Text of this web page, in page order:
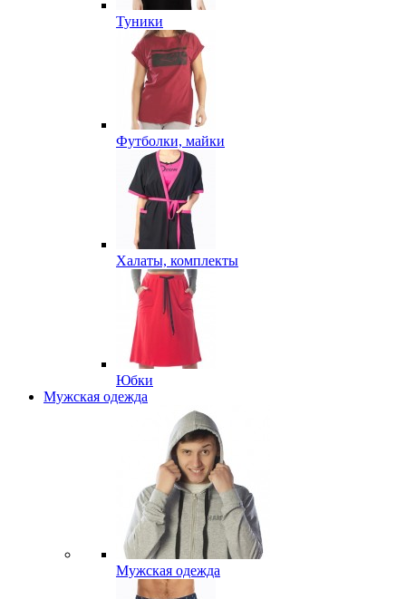
Туники
Футболки, майки
Халаты, комплекты
Юбки
Мужская одежда
Мужская одежда